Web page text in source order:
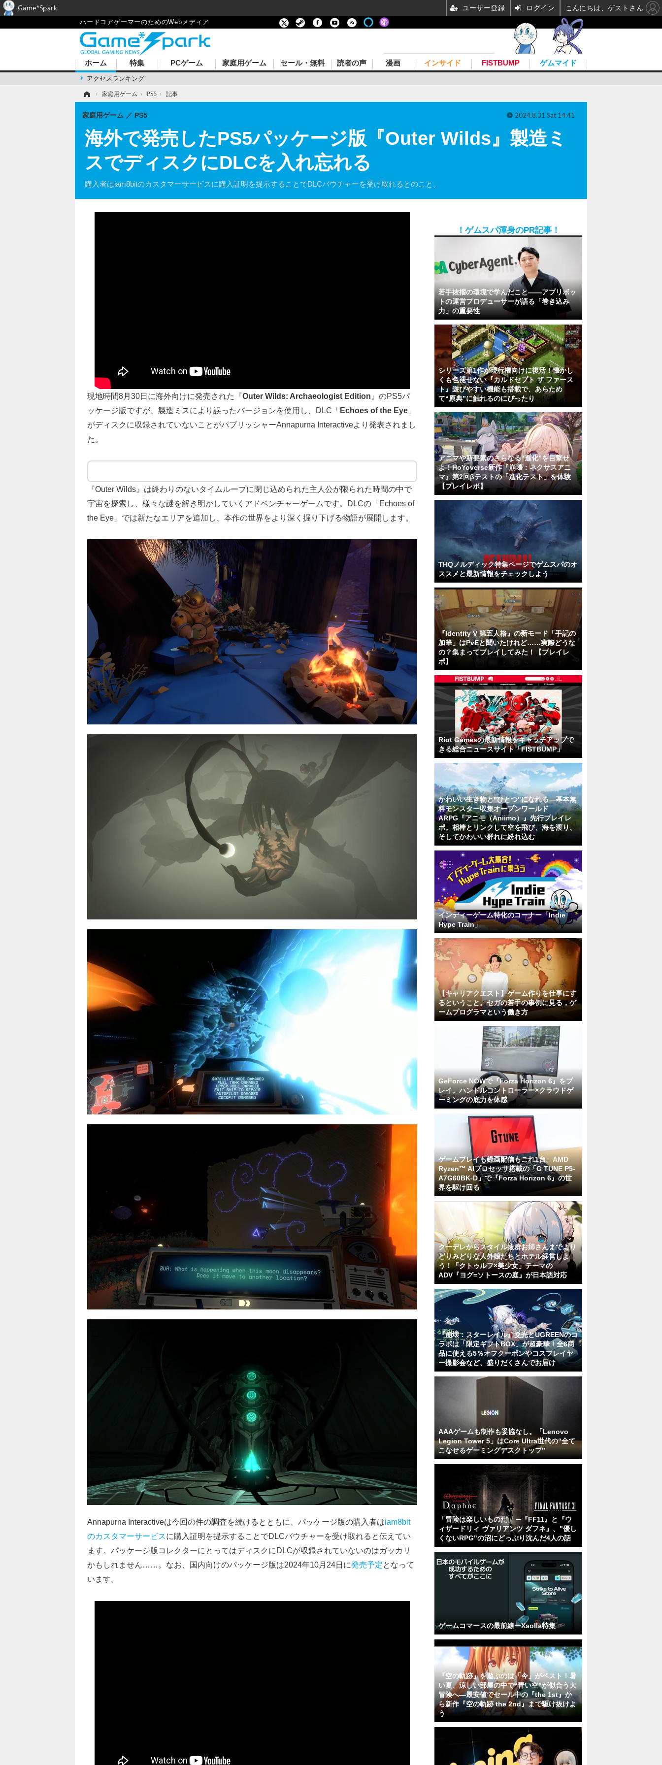
ハードコアゲーマーのためのWebメディア
ホーム
アクセスランキング
特集 PCゲーム 家庭用ゲーム セール・無料 読者の声 漫画 インサイド FISTBUMP ゲムマイド
› 家庭用ゲーム › PS5 › 記事
海外で発売したPS5パッケージ版『Outer Wilds』製造ミ
スでディスクにDLCを入れ忘れる
購入者はiam8bitのカスタマーサービスに購入証明を提示することでDLCバウチャーを受け取れるとのこと。
家庭用ゲーム PS5 2024.8.31 Sat 14:41
現地時間8月30日に海外向けに発売された『Outer Wilds: Archaeologist Edition 』のPS5パ
ッケージ版ですが、製造ミスにより誤ったバージョンを使用し、DLC「Echoes of the Eye 」
がディスクに収録されていないことがパブリッシャーAnnapurna Interactiveより発表されまし
た。
『Outer Wilds』は終わりのないタイムループに閉じ込められた主人公が限られた時間の中で
宇宙を探索し、様々な謎を解き明かしていくアドベンチャーゲームです。DLCの「Echoes of
the Eye」では新たなエリアを追加し、本作の世界をより深く掘り下げる物語が展開します。
Annapurna Interactiveは今回の件の調査を続けるとともに、パッケージ版の購入者はiam8bit
のカスタマーサービスに購入証明を提示することでDLCバウチャーを受け取れると伝えてい
ます。パッケージ版コレクターにとってはディスクにDLCが収録されていないのはガッカリ
かもしれません……。なお、国内向けのパッケージ版は2024年10月24日に発売予定となって
います。
！ゲムスパ渾身のPR記事！
若手抜擢の環境で学んだこと――アプリボッ
トの運営プロデューサーが語る「巻き込み
力」の重要性
シリーズ第1作が現行機向けに復活！懐かし
くも色褪せない『カルドセプト ザ ファース
ト』遊びやすい機能も搭載で、あらため
て“原典”に触れるのにぴったり
アニマや新要素のさらなる“進化”を目撃せ
よ！HoYoverse新作『崩壊：ネクサスアニ
マ』第2回βテストの「進化テスト」を体験
【プレイレポ】
THQノルディック特集ページでゲムスパのオ
ススメと最新情報をチェックしよう
『Identity V 第五人格』の新モード「手記の
加筆」はPvEと聞いたけれど……実際どうな
の？集まってプレイしてみた！【プレイレ
ポ】
Riot Gamesの最新情報をキャッチアップで
きる総合ニュースサイト「FISTBUMP」
かわいい生き物と"ひとつ"になれる―基本無
料モンスター収集オープンワールド
ARPG『アニモ（Aniimo）』先行プレイレ
ポ。相棒とリンクして空を飛び、海を渡り、
そしてかわいい群れに紛れ込む
インディーゲーム特化のコーナー「Indie
Hype Train」
【キャリアクエスト】ゲーム作りを仕事にす
るということ。セガの若手の事例に見る，ゲ
ームプログラマという働き方
GeForce NOWで『Forza Horizon 6』をプ
レイ。ハンドルコントローラー×クラウドゲ
ーミングの底力を体感
ゲームプレイも録画配信もこれ1台。AMD
Ryzen™ AIプロセッサ搭載の「G TUNE P5-
A7G60BK-D」で『Forza Horizon 6』の世
界を駆け回る
クーデレからスタイル抜群お姉さんまでより
どりみどりな人外娘たちとホテル経営しよ
う！「クトゥルフ×美少女」テーマの
ADV『ヨグ=ソトースの庭』が日本語対応
『崩壊：スターレイル』爻光とUGREENのコ
ラボは「限定ギフトBOX」が超豪華！全6商
品に使える5％オフクーポンやコスプレイヤ
ー撮影会など、盛りだくさんでお届け
AAAゲームも制作も妥協なし。「Lenovo
Legion Tower 5」はCore Ultra世代の“全て
こなせるゲーミングデスクトップ”
「冒険は楽しいものだ」 ─『FF11』と『ウ
ィザードリィ ヴァリアンツ ダフネ』、"優し
くないRPG"の沼にどっぷり沈んだ4人の話
ゲームコマースの最前線ーXsolla特集
『空の軌跡』を遊ぶのは「今」がベスト！暑
い夏、涼しい部屋の中で“青い空”が似合う大
冒険へ―最安値でセール中の『the 1st』か
ら新作『空の軌跡 the 2nd』まで駆け抜けよ
う
Game*Spark ユーザー登録 ログイン こんにちは、ゲストさん